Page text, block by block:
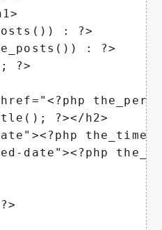
: ?>
: ?>
?>
?></h2>
date"><?php